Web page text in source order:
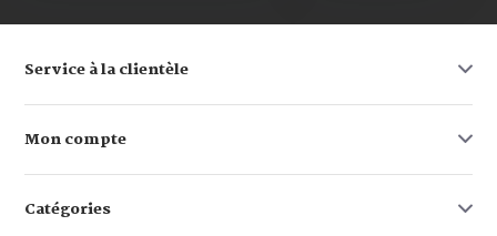
Service à la clientèle
Mon compte
Catégories